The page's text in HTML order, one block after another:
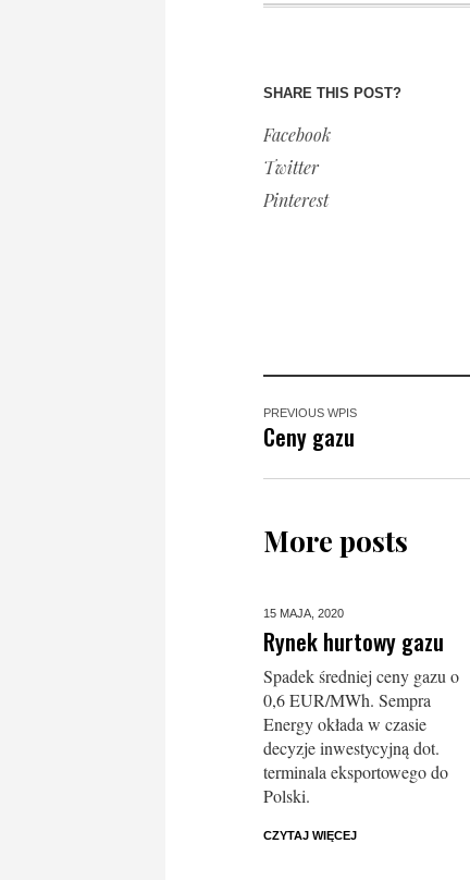
SHARE THIS POST?
Facebook
Twitter
Pinterest
PREVIOUS WPIS
Ceny gazu
More posts
15 MAJA, 2020
Rynek hurtowy gazu
Spadek średniej ceny gazu o
0,6 EUR/MWh. Sempra
Energy okłada w czasie
decyzje inwestycyjną dot.
terminala eksportowego do
Polski.
CZYTAJ WIĘCEJ